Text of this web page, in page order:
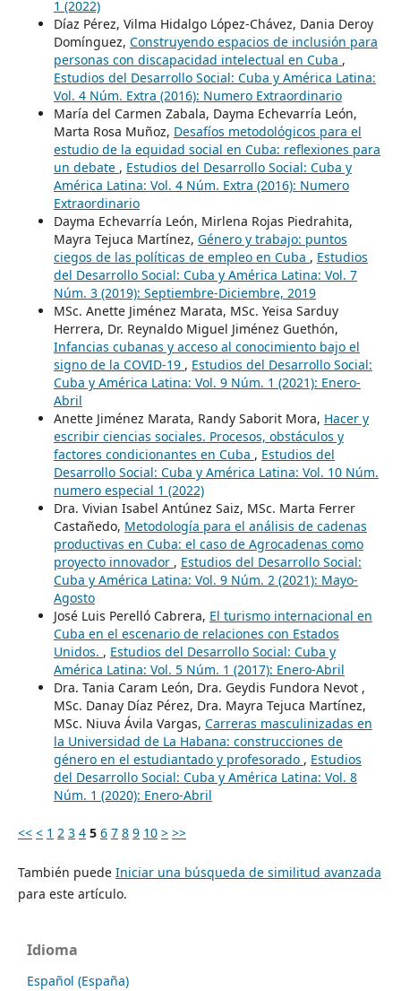
1 (2022)
Díaz Pérez, Vilma Hidalgo López-Chávez, Dania Deroy
Domínguez, Construyendo espacios de inclusión para
personas con discapacidad intelectual en Cuba ,
Estudios del Desarrollo Social: Cuba y América Latina:
Vol. 4 Núm. Extra (2016): Numero Extraordinario
María del Carmen Zabala, Dayma Echevarría León,
Marta Rosa Muñoz, Desafíos metodológicos para el
estudio de la equidad social en Cuba: reflexiones para
un debate , Estudios del Desarrollo Social: Cuba y
América Latina: Vol. 4 Núm. Extra (2016): Numero
Extraordinario
Dayma Echevarría León, Mirlena Rojas Piedrahita,
Mayra Tejuca Martínez, Género y trabajo: puntos
ciegos de las políticas de empleo en Cuba , Estudios
del Desarrollo Social: Cuba y América Latina: Vol. 7
Núm. 3 (2019): Septiembre-Diciembre, 2019
MSc. Anette Jiménez Marata, MSc. Yeisa Sarduy
Herrera, Dr. Reynaldo Miguel Jiménez Guethón,
Infancias cubanas y acceso al conocimiento bajo el
signo de la COVID-19 , Estudios del Desarrollo Social:
Cuba y América Latina: Vol. 9 Núm. 1 (2021): Enero-
Abril
Anette Jiménez Marata, Randy Saborit Mora, Hacer y
escribir ciencias sociales. Procesos, obstáculos y
factores condicionantes en Cuba , Estudios del
Desarrollo Social: Cuba y América Latina: Vol. 10 Núm.
numero especial 1 (2022)
Dra. Vivian Isabel Antúnez Saiz, MSc. Marta Ferrer
Castañedo, Metodología para el análisis de cadenas
productivas en Cuba: el caso de Agrocadenas como
proyecto innovador , Estudios del Desarrollo Social:
Cuba y América Latina: Vol. 9 Núm. 2 (2021): Mayo-
Agosto
José Luis Perelló Cabrera, El turismo internacional en
Cuba en el escenario de relaciones con Estados
Unidos. , Estudios del Desarrollo Social: Cuba y
América Latina: Vol. 5 Núm. 1 (2017): Enero-Abril
Dra. Tania Caram León, Dra. Geydis Fundora Nevot ,
MSc. Danay Díaz Pérez, Dra. Mayra Tejuca Martínez,
MSc. Niuva Ávila Vargas, Carreras masculinizadas en
la Universidad de La Habana: construcciones de
género en el estudiantado y profesorado , Estudios
del Desarrollo Social: Cuba y América Latina: Vol. 8
Núm. 1 (2020): Enero-Abril
<< < 1 2 3 4 5 6 7 8 9 10 > >>
También puede Iniciar una búsqueda de similitud avanzada
para este artículo.
Idioma
Español (España)